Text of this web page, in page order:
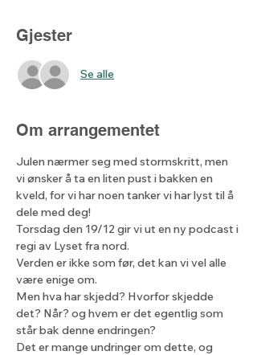
Gjester
Se alle
Om arrangementet
Julen nærmer seg med stormskritt, men
vi ønsker å ta en liten pust i bakken en
kveld, for vi har noen tanker vi har lyst til å
dele med deg!
Torsdag den 19/12 gir vi ut en ny podcast i
regi av Lyset fra nord.
Verden er ikke som før, det kan vi vel alle
være enige om.
Men hva har skjedd? Hvorfor skjedde
det? Når? og hvem er det egentlig som
står bak denne endringen?
Det er mange undringer om dette, og